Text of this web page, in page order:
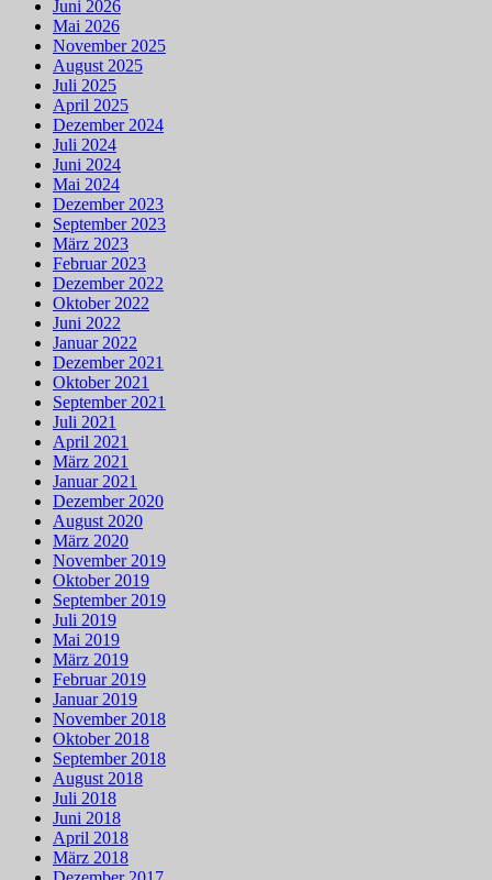
Juni 2026
Mai 2026
November 2025
August 2025
Juli 2025
April 2025
Dezember 2024
Juli 2024
Juni 2024
Mai 2024
Dezember 2023
September 2023
März 2023
Februar 2023
Dezember 2022
Oktober 2022
Juni 2022
Januar 2022
Dezember 2021
Oktober 2021
September 2021
Juli 2021
April 2021
März 2021
Januar 2021
Dezember 2020
August 2020
März 2020
November 2019
Oktober 2019
September 2019
Juli 2019
Mai 2019
März 2019
Februar 2019
Januar 2019
November 2018
Oktober 2018
September 2018
August 2018
Juli 2018
Juni 2018
April 2018
März 2018